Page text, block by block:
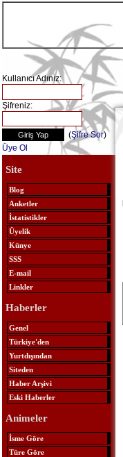
Kullanıcı Adınız:
Şifreniz:
(Şifre Sor)
Üye Ol
Site
Blog
Anketler
İstatistikler
Üyelik
Künye
SSS
E-mail
Linkler
Haberler
Genel
Türkiye'den
Yurtdışından
Siteden
Haber Arşivi
Eski Haberler
Animeler
İsme Göre
Türe Göre